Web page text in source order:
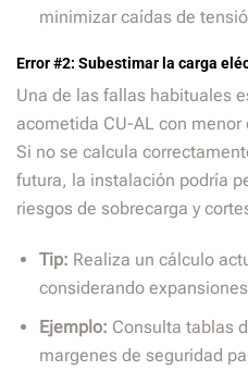
minimizar caídas de
Error #2: Subestimar la carga
Una de las fallas habituales
acometida CU-AL con
Si no se calcula
futura, la instalación podría
riesgos de sobrecarga y
Tip: Realiza un cálculo
considerando
Ejemplo: Consulta tablas
margenes de seguridad